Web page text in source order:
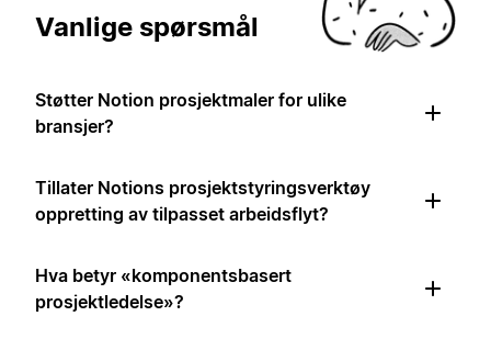
Vanlige spørsmål
Støtter Notion prosjektmaler for ulike
bransjer?
Tillater Notions prosjektstyringsverktøy
oppretting av tilpasset arbeidsflyt?
Hva betyr «komponentsbasert
prosjektledelse»?